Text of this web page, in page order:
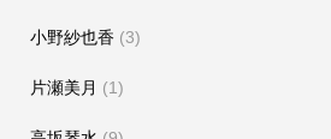
小野紗也香(3)
片瀬美月 (1)